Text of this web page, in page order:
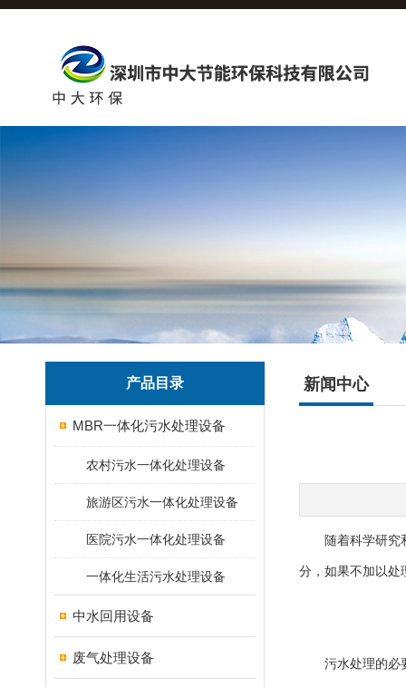
产品目录
MBR一体化污水处理设备
农村污水一体化处理设备
旅游区污水一体化处理设备
医院污水一体化处理设备
一体化生活污水处理设备
中水回用设备
废气处理设备
新闻中心
随着科学研究和
分，如果不加以处
污水处理的必